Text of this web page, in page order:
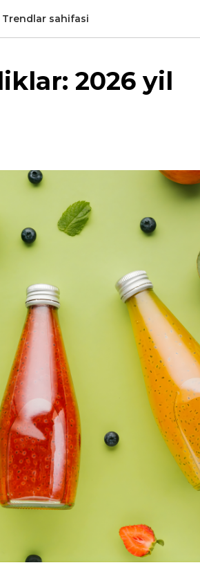
Trendlar sahifasi
2026 yil